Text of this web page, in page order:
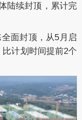
陆续封顶，累计完
面封顶，从5月启
计划时间提前2个